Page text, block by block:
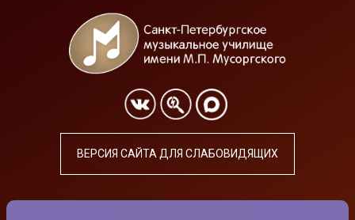
ВЕРСИЯ САЙТА ДЛЯ СЛАБОВИДЯЩИХ